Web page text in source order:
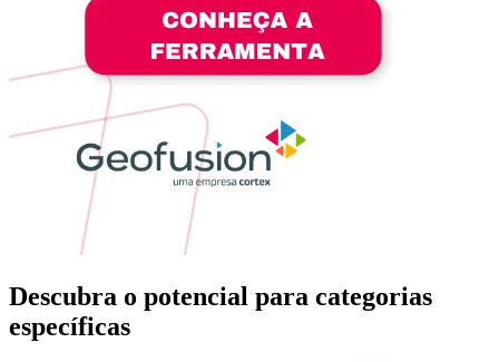
Descubra o potencial para categorias
específicas